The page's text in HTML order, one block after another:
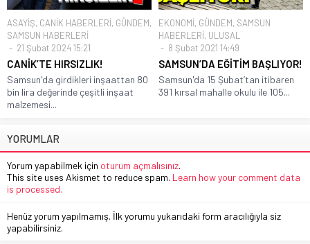
ASAYİŞ, CANİK HABERLERİ, GÜNDEM,
SAMSUN HABERLERİ
21 Şubat 2024 15:21
CANİK’TE HIRSIZLIK!
Samsun'da girdikleri inşaattan 80
bin lira değerinde çeşitli inşaat
malzemesi...
EKONOMİ, GÜNDEM, SAMSUN
HABERLERİ, ULUSAL
8 Şubat 2021 14:49
SAMSUN’DA EĞİTİM BAŞLIYOR!
Samsun'da 15 Şubat’tan itibaren
391 kırsal mahalle okulu ile 105...
YORUMLAR
Yorum yapabilmek için oturum açmalısınız.
This site uses Akismet to reduce spam. Learn how your comment data
is processed.
Henüz yorum yapılmamış. İlk yorumu yukarıdaki form aracılığıyla siz
yapabilirsiniz.